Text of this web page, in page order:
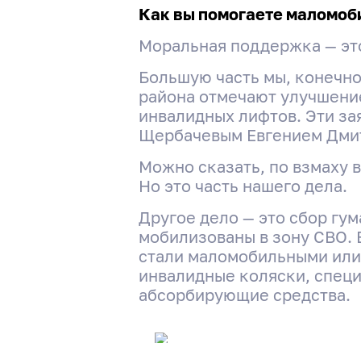
Как вы помогаете
Моральная поддержка —
Большую часть мы,
района отмечают
инвалидных лифтов. Эти
Щербачевым Евгением
Можно сказать, по взмаху
Но это часть нашего дела.
Другое дело — это сбор
мобилизованы в зону СВО.
стали маломобильными
инвалидные коляски,
абсорбирующие средства.